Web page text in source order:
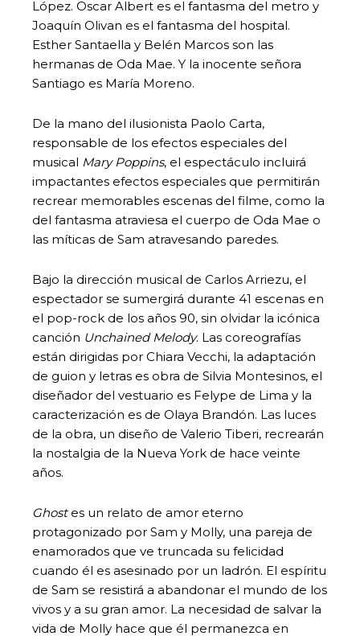
López. Oscar Albert es el fantasma del metro y
Joaquín Olivan es el fantasma del hospital.
Esther Santaella y Belén Marcos son las
hermanas de Oda Mae. Y la inocente señora
Santiago es María Moreno.
De la mano del ilusionista Paolo Carta,
responsable de los efectos especiales del
musical Mary Poppins, el espectáculo incluirá
impactantes efectos especiales que permitirán
recrear memorables escenas del filme, como la
del fantasma atraviesa el cuerpo de Oda Mae o
las míticas de Sam atravesando paredes.
Bajo la dirección musical de Carlos Arriezu, el
espectador se sumergirá durante 41 escenas en
el pop-rock de los años 90, sin olvidar la icónica
canción Unchained Melody. Las coreografías
están dirigidas por Chiara Vecchi, la adaptación
de guion y letras es obra de Silvia Montesinos, el
diseñador del vestuario es Felype de Lima y la
caracterización es de Olaya Brandón. Las luces
de la obra, un diseño de Valerio Tiberi, recrearán
la nostalgia de la Nueva York de hace veinte
años.
Ghostes un relato de amor eterno
protagonizado por Sam y Molly, una pareja de
enamorados que ve truncada su felicidad
cuando él es asesinado por un ladrón. El espíritu
de Sam se resistirá a abandonar el mundo de los
vivos y a su gran amor. La necesidad de salvar la
vida de Molly hace que él permanezca en